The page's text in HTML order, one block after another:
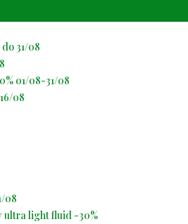
31/08
01/08-31/08
08
08
ultra light fluid -30%